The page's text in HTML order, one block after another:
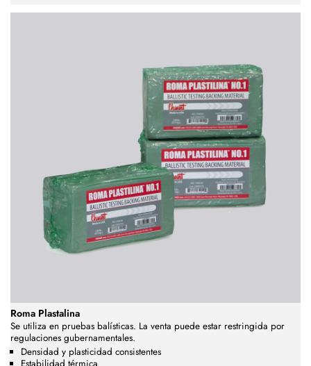
Roma Plastalina
Se utiliza en pruebas balísticas. La venta puede estar restringida por
regulaciones gubernamentales.
Densidad y plasticidad consistentes